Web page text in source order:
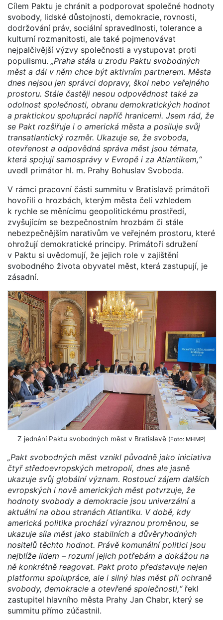
Cílem Paktu je chránit a podporovat společné hodnoty
svobody, lidské důstojnosti, demokracie, rovnosti,
dodržování práv, sociální spravedlnosti, tolerance a
kulturní rozmanitosti, ale také pojmenovávat
nejpalčivější výzvy společnosti a vystupovat proti
populismu. „Praha stála u zrodu Paktu svobodných
měst a dál v něm chce být aktivním partnerem. Města
dnes nejsou jen správci dopravy, škol nebo veřejného
prostoru. Stále častěji nesou odpovědnost také za
odolnost společnosti, obranu demokratických hodnot
a praktickou spolupráci napříč hranicemi. Jsem rád, že
se Pakt rozšiřuje i o americká města a posiluje svůj
transatlantický rozměr. Ukazuje se, že svoboda,
otevřenost a odpovědná správa měst jsou témata,
která spojují samosprávy v Evropě i za Atlantikem,“
uvedl primátor hl. m. Prahy Bohuslav Svoboda.
V rámci pracovní části summitu v Bratislavě primátoři
hovořili o hrozbách, kterým města čelí vzhledem
k rychle se měnícímu geopolitickému prostředí,
zvyšujícím se bezpečnostním hrozbám či stále
nebezpečnějším narativům ve veřejném prostoru, které
ohrožují demokratické principy. Primátoři sdružení
v Paktu si uvědomují, že jejich role v zajištění
svobodného života obyvatel měst, která zastupují, je
zásadní.
Z jednání Paktu svobodných měst v Bratislavě (Foto: MHMP)
„Pakt svobodných měst vznikl původně jako iniciativa
čtyř středoevropských metropolí, dnes ale jasně
ukazuje svůj globální význam. Rostoucí zájem dalších
evropských i nově amerických měst potvrzuje, že
hodnoty svobody a demokracie jsou univerzální a
aktuální na obou stranách Atlantiku. V době, kdy
americká politika prochází výraznou proměnou, se
ukazuje síla měst jako stabilních a důvěryhodných
nositelů těchto hodnot. Právě komunální politici jsou
nejblíže lidem – rozumí jejich potřebám a dokážou na
ně konkrétně reagovat. Pakt proto představuje nejen
platformu spolupráce, ale i silný hlas měst při ochraně
svobody, demokracie a otevřené společnosti,“řekl
zastupitel hlavního města Prahy Jan Chabr, který se
summitu přímo zúčastnil.